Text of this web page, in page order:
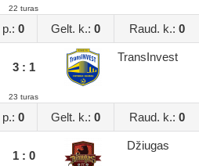
22 turas
0 Gelt. k.: 0 Raud. k.: 0
3 : 1
TransInvest
23 turas
0 Gelt. k.: 0 Raud. k.: 0
1 : 0
Džiugas